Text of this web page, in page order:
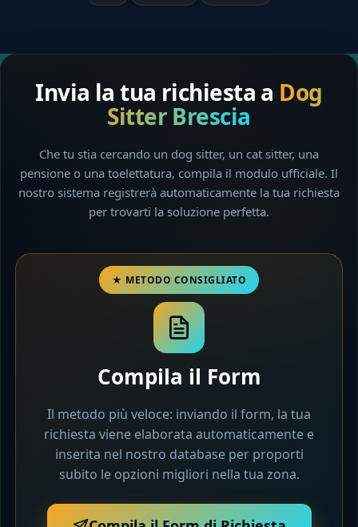
Invia la tua richiesta a Dog
Sitter Brescia
Che tu stia cercando un dog sitter, un cat sitter, una
pensione o una toelettatura, compila il modulo ufficiale. Il
nostro sistema registrerà automaticamente la tua richiesta
per trovarti la soluzione perfetta.
Compila il Form
Il metodo più veloce: inviando il form, la tua
richiesta viene elaborata automaticamente e
inserita nel nostro database per proporti
subito le opzioni migliori nella tua zona.